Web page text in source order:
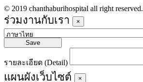
© 2019 chanthaburihospital all right reserved.
ร่วมงานกับเรา ×
Save
รายละเอียด (Detail)
แผนผังเว็บไซต์ ×